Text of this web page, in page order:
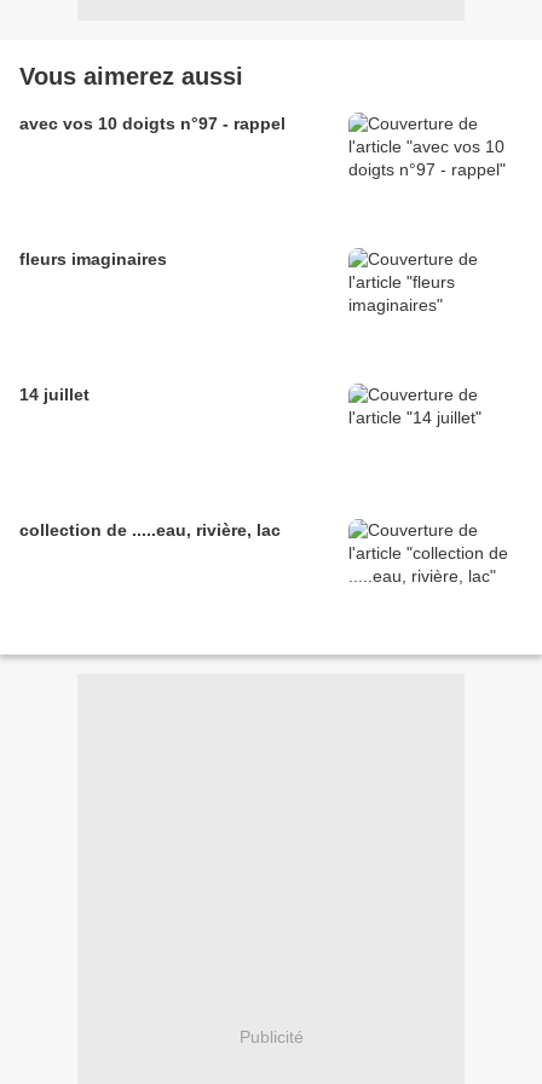
Vous aimerez aussi
avec vos 10 doigts n°97 - rappel
fleurs imaginaires
14 juillet
collection de .....eau, rivière, lac
Publicité